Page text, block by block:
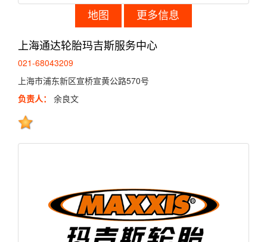
地图 更多信息
上海通达轮胎玛吉斯服务中心
021-68043209
上海市浦东新区宣桥宣黄公路570号
负责人：
余良文